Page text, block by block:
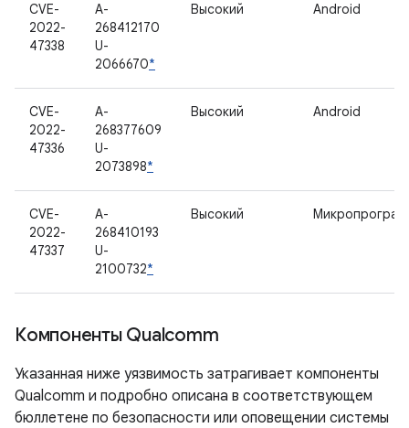
CVE-
2022-
47338
A-
268412170
U-
2066670*
Высокий Android
CVE-
2022-
47336
A-
268377609
U-
2073898*
Высокий Android
CVE-
2022-
47337
A-
268410193
U-
2100732*
Высокий
Компоненты Qualcomm
Указанная ниже уязвимость затрагивает компоненты
Qualcomm и подробно описана в соответствующем
бюллетене по безопасности или оповещении системы